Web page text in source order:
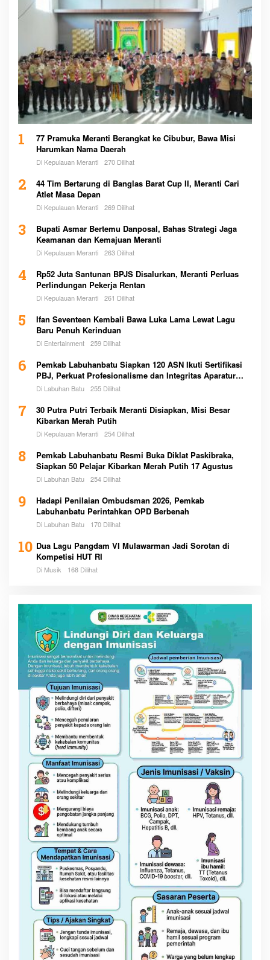
1
77 Pramuka Meranti Berangkat ke Cibubur, Bawa Misi
Harumkan Nama Daerah
Di Kepulauan Meranti 270 Dilihat
2
44 Tim Bertarung di Banglas Barat Cup II, Meranti Cari
Atlet Masa Depan
Di Kepulauan Meranti 269 Dilihat
3
Bupati Asmar Bertemu Danposal, Bahas Strategi Jaga
Keamanan dan Kemajuan Meranti
Di Kepulauan Meranti 263 Dilihat
4
Rp52 Juta Santunan BPJS Disalurkan, Meranti Perluas
Perlindungan Pekerja Rentan
Di Kepulauan Meranti 261 Dilihat
5
Ifan Seventeen Kembali Bawa Luka Lama Lewat Lagu
Baru Penuh Kerinduan
Di Entertainment 259 Dilihat
6
Pemkab Labuhanbatu Siapkan 120 ASN Ikuti Sertifikasi
PBJ, Perkuat Profesionalisme dan Integritas Aparatur
Pemerintah
Di Labuhan Batu 255 Dilihat
7
30 Putra Putri Terbaik Meranti Disiapkan, Misi Besar
Kibarkan Merah Putih
Di Kepulauan Meranti 254 Dilihat
8
Pemkab Labuhanbatu Resmi Buka Diklat Paskibraka,
Siapkan 50 Pelajar Kibarkan Merah Putih 17 Agustus
Di Labuhan Batu 254 Dilihat
9
Hadapi Penilaian Ombudsman 2026, Pemkab
Labuhanbatu Perintahkan OPD Berbenah
Di Labuhan Batu 170 Dilihat
10 Dua Lagu Pangdam VI Mulawarman Jadi Sorotan di
Kompetisi HUT RI
Di Musik 168 Dilihat